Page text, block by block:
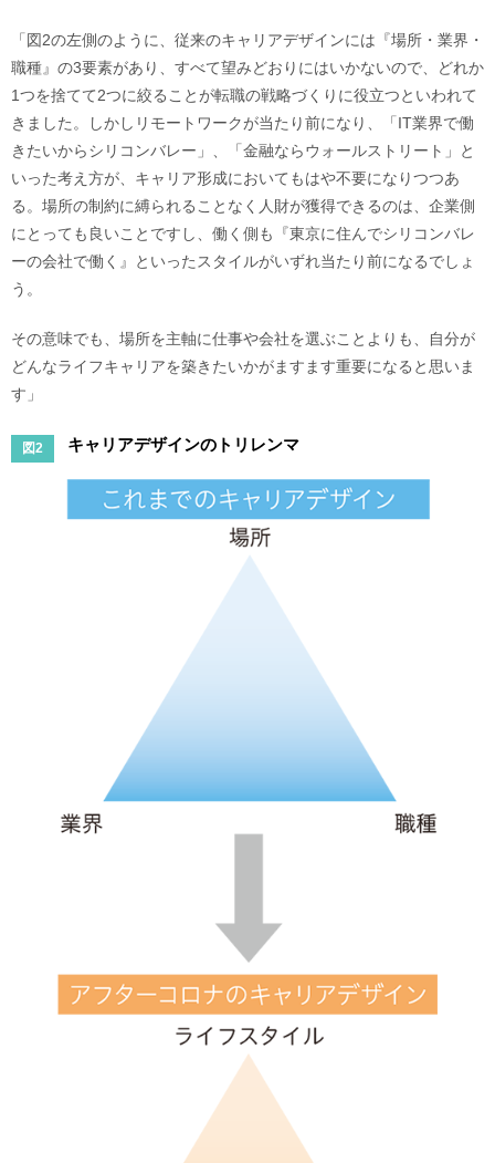
「図2の左側のように、従来のキャリアデザインには『場所・業界・
職種』の3要素があり、すべて望みどおりにはいかないので、どれか
1つを捨てて2つに絞ることが転職の戦略づくりに役立つといわれて
きました。しかしリモートワークが当たり前になり、「IT業界で働
きたいからシリコンバレー」、「金融ならウォールストリート」と
いった考え方が、キャリア形成においてもはや不要になりつつあ
る。場所の制約に縛られることなく人財が獲得できるのは、企業側
にとっても良いことですし、働く側も『東京に住んでシリコンバレ
ーの会社で働く』といったスタイルがいずれ当たり前になるでしょ
う。
その意味でも、場所を主軸に仕事や会社を選ぶことよりも、自分が
どんなライフキャリアを築きたいかがますます重要になると思いま
す」
図2 キャリアデザインのトリレンマ